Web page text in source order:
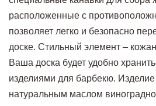
расположенные с
позволяет легко и безопасно
доске. Стильный элемент –
Ваша доска будет удобно
изделиями для барбекю.
натуральным маслом